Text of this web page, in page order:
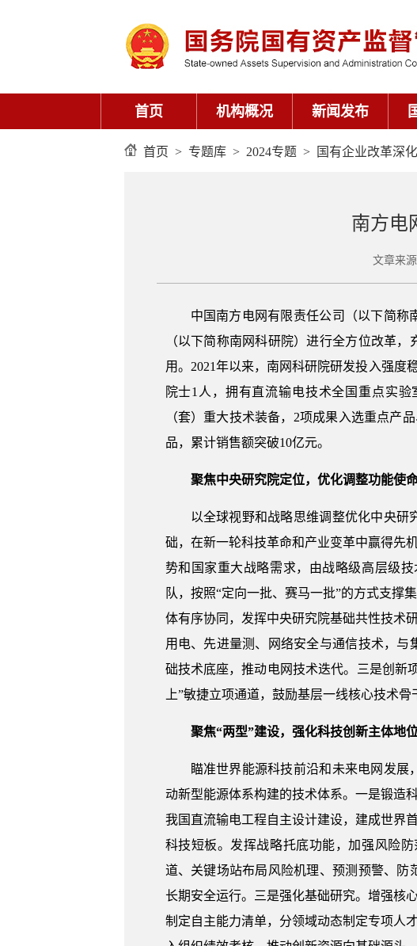
首页 机构概况 新闻发布
首页 > 专题库 > 2024专题 > 国有企业改革深
南方电
文章来
中国南方电网有限责任公司（以下简称
（以下简称南网科研院）进行全方位改革
用。2021年以来，南网科研院研发投入强度
院士1人，拥有直流输电技术全国重点实
（套）重大技术装备，2项成果入选重点产
品，累计销售额突破10亿元。
聚焦中央研究院定位，优化调整功能使
以全球视野和战略思维调整优化中央
础，在新一轮科技革命和产业变革中赢得先
势和国家重大战略需求，由战略级高层级
队，按照“定向一批、赛马一批”的方式支撑
体有序协同，发挥中央研究院基础共性技术
用电、先进量测、网络安全与通信技术，
础技术底座，推动电网技术迭代。三是创新
上”敏捷立项通道，鼓励基层一线核心技术
聚焦“两型”建设，强化科技创新主体地
瞄准世界能源科技前沿和未来电网发
动新型能源体系构建的技术体系。一是锻造
我国直流输电工程自主设计建设，建成世界
科技短板。发挥战略托底功能，加强风险
道、关键场站布局风险机理、预测预警、
长期安全运行。三是强化基础研究。增强核
制定自主能力清单，分领域动态制定专项人